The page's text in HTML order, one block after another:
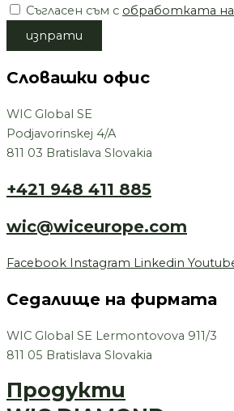
Съгласен съм с обработката на
изпрати
Словашки офис
WIC Global SE
Podjavorinskej 4/A
811 03 Bratislava Slovakia
+421 948 411 885
wic@wiceurope.com
Facebook Instagram Linkedin
Седалище на фирмата
WIC Global SE Lermontovova 911/3
811 05 Bratislava Slovakia
Продукти